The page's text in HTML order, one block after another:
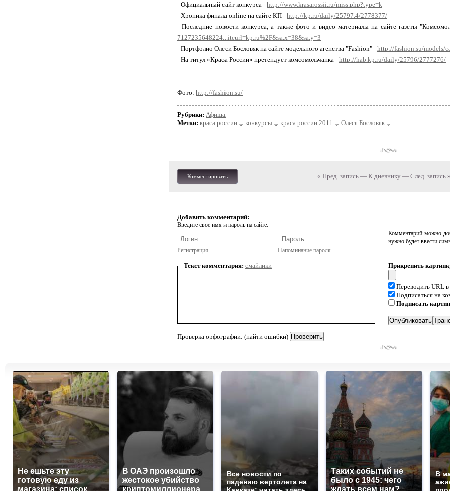
- Официальный сайт конкурса - http://www.krasarossii.ru/miss.php?type=k
- Хроника финала online на сайте КП - http://kp.ru/daily/25797.4/2778377/
- Последние новости конкурса, а также фото и видео материалы на сайте газеты
7127235648224...iteurl=kp.ru%2F&sa.x=38&sa.y=3
- Портфолио Олеси Бословяк на сайте модельного агенства "Fashion" - http://fashion.su/models/
- На титул «Краса России» претендует комсомольчанка - http://hab.kp.ru/daily/25796/2777276/
Фото: http://fashion.su/
Рубрики: Афиша
Метки: краса россии конкурсы краса россии 2011 Олеся Бословяк
Комментировать « Пред. запись— К дневнику — След. запись »
Добавить комментарий:
Введите свое имя и пароль на сайте:
Регистрация Напоминание пароля
Комментарий можно
нужно будет ввести
Текст комментария: смайлики
Проверка орфографии: (найти ошибки)
Прикрепить
Переводить URL
Подписаться на
Подписать
Не ешьте эту
готовую еду из
магазина: список
В ОАЭ произошло
жестокое убийство
криптомиллионера
Все новости по
падению вертолета на
Таких событий не
было с 1945: чего
ждать всем нам?
В